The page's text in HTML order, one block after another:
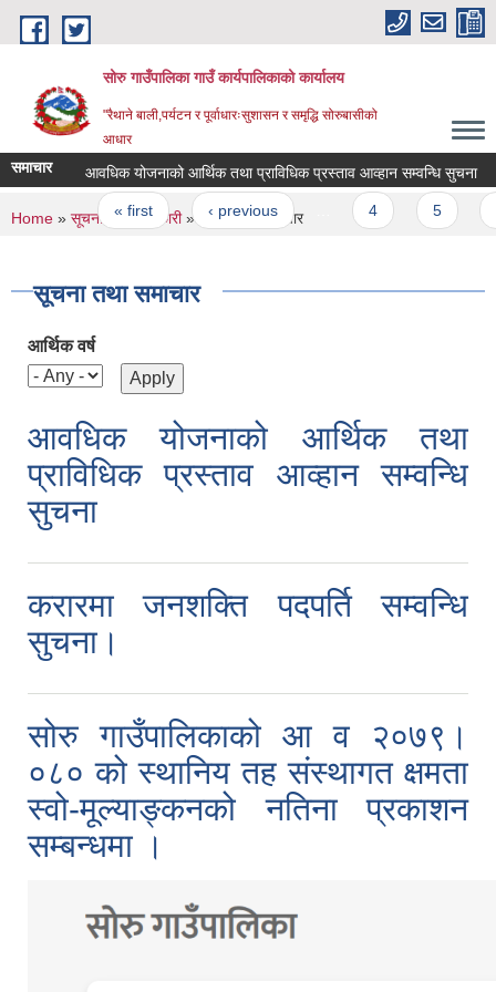
Skip to main content
सोरु गाउँपालिका गाउँ कार्यपालिकाको कार्यालय
"रैथाने बाली,पर्यटन र पूर्वाधारःसुशासन र समृद्धि सोरुबासीको
आधार
समाचारआवधिक योजनाको आर्थिक तथा प्राविधिक प्रस्ताव आव्हान सम्वन्धि सुचना
Pages
« first ‹ previous …
You are here
Home » सूचना तथा जानकारी» सूचना तथा समाचार
सूचना तथा समाचार
आर्थिक वर्ष
आवधिक योजनाको आर्थिक तथा
प्राविधिक प्रस्ताव आव्हान सम्वन्धि
सुचना
करारमा जनशक्ति पदपर्ति सम्वन्धि
सुचना।
सोरु गाउँपालिकाको आ व २०७९।
०८० को स्थानिय तह संस्थागत क्षमता
स्वो-मूल्याङ्कनको नतिना प्रकाशन
सम्बन्धमा ।